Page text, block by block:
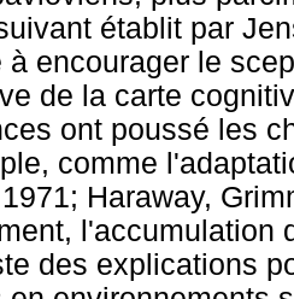
établit par
à encourager le
de la carte
ont poussé les
comme
Haraway,
l'accumulation
des explications